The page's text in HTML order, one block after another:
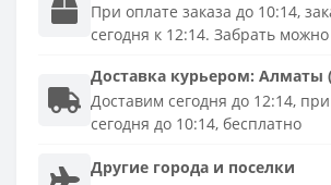
При оплате заказа до 10:14,
сегодня к 12:14. Забрать
Доставка курьером: Алматы
Доставим сегодня до 12:14,
сегодня до 10:14, бесплатно
Другие города и поселки